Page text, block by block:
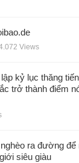
Views
kỷ lục thăng
trở thành điểm
ra đường để
siêu giàu